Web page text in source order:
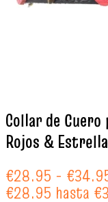
Collar de Cuero
Rojos &
€28.95 - €
€28.95 hasta